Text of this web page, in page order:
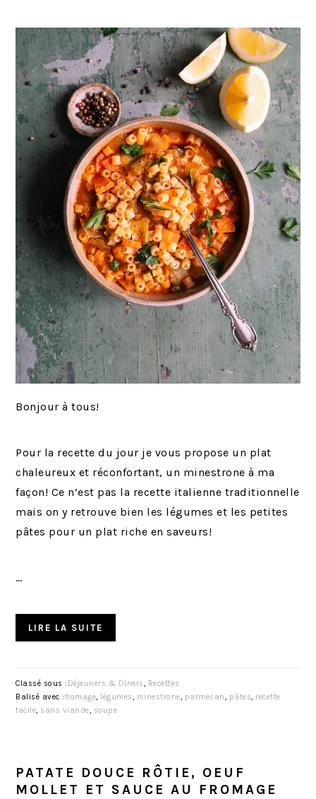
Bonjour à tous!
Pour la recette du jour je vous propose un plat
chaleureux et réconfortant, un minestrone à ma
façon! Ce n’est pas la recette italienne traditionnelle
mais on y retrouve bien les légumes et les petites
pâtes pour un plat riche en saveurs!
…
LIRE LA SUITE
Classé sous : Déjeuners & Dîners, Recettes
Balisé avec :fromage, légumes, minestrone, parmesan, pâtes, recette
facile, sans viande, soupe
PATATE DOUCE RÔTIE, OEUF
MOLLET ET SAUCE AU FROMAGE